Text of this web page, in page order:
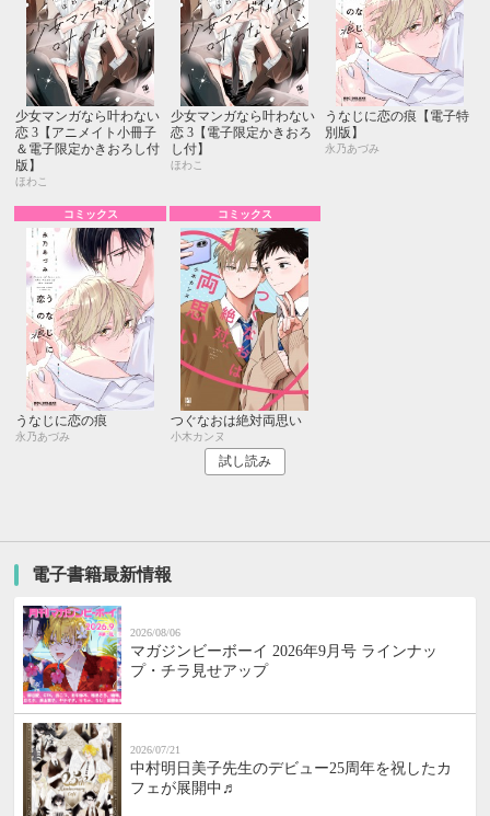
少女マンガなら叶わない
恋 3【アニメイト小冊子
＆電子限定かきおろし付
版】
ほわこ
少女マンガなら叶わない
恋 3【電子限定かきおろ
し付】
ほわこ
うなじに恋の痕【電子特
別版】
永乃あづみ
コミックス
うなじに恋の痕
永乃あづみ
コミックス
つぐなおは絶対両思い
小木カンヌ
試し読み
電子書籍最新情報
2026/08/06
マガジンビーボーイ 2026年9月号 ラインナッ
プ・チラ見せアップ
2026/07/21
中村明日美子先生のデビュー25周年を祝したカ
フェが展開中♬